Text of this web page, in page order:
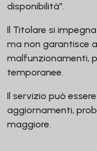
disponibilità”.
Il Titolare si
ma non garantisce
malfunzionamenti,
temporanee.
Il servizio può
aggiornamenti,
maggiore.